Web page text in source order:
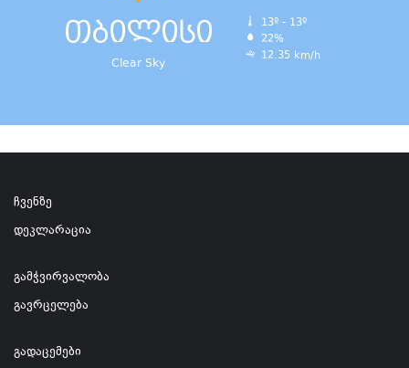
თბილისი
Clear Sky
13º - 13º
22%
12.35 km/h
ჩვენზე
დეკლარაცია
გამჭვირვალობა
გავრცელება
გადაცემები